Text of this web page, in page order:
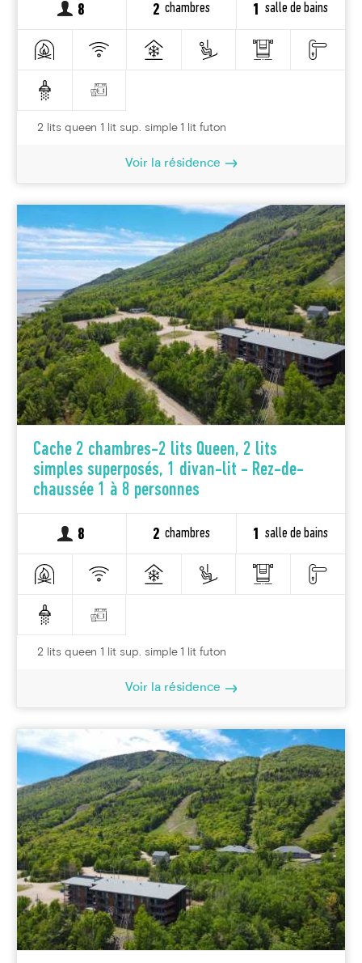
8 2 chambres 1 salle de bains
2 lits queen 1 lit sup. simple 1 lit futon
Voir la résidence
Cache 2 chambres-2 lits Queen, 2 lits
simples superposés, 1 divan-lit - Rez-de-
chaussée 1 à 8 personnes
8 2 chambres 1 salle de bains
2 lits queen 1 lit sup. simple 1 lit futon
Voir la résidence